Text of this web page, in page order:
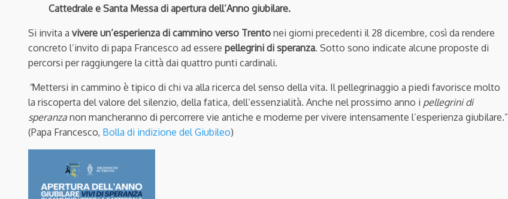
Cattedrale e Santa Messa di apertura dell’Anno giubilare.
Si invita a vivere un’esperienza di cammino verso Trento nei giorni precedenti il 28 dicembre, così da rendere
concreto l’invito di papa Francesco ad essere pellegrini di speranza. Sotto sono indicate alcune proposte di
percorsi per raggiungere la città dai quattro punti cardinali.
“Mettersi in cammino è tipico di chi va alla ricerca del senso della vita. Il pellegrinaggio a piedi favorisce molto
la riscoperta del valore del silenzio, della fatica, dell’essenzialità. Anche nel prossimo anno i pellegrini di
speranza non mancheranno di percorrere vie antiche e moderne per vivere intensamente l’esperienza giubilare.”
(Papa Francesco, Bolla di indizione del Giubileo)